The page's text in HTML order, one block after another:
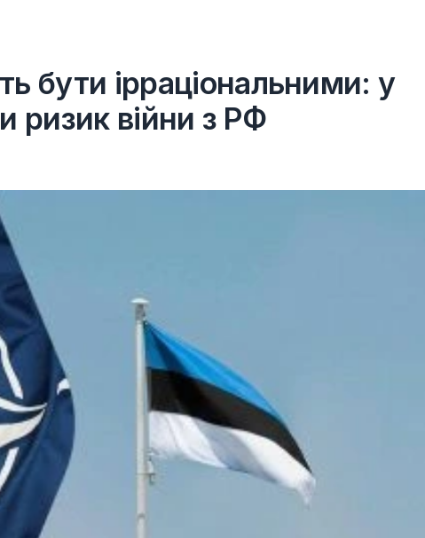
бути ірраціональними: у
ризик війни з РФ